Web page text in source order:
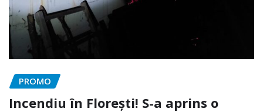
PROMO
Incendiu în Florești! S-a aprins o